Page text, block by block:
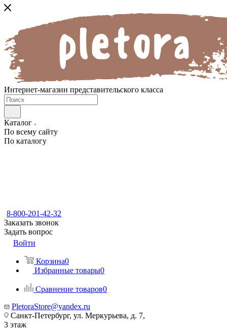
Интернет-магазин представительского класса
Каталог
По всему сайту
По каталогу
8-800-201-42-32
Заказать звонок
Задать вопрос
Войти
Корзина0
Избранные товары0
Сравнение товаров0
PletoraStore@yandex.ru
Санкт-Петербург, ул. Меркурьева, д. 7,
3 этаж